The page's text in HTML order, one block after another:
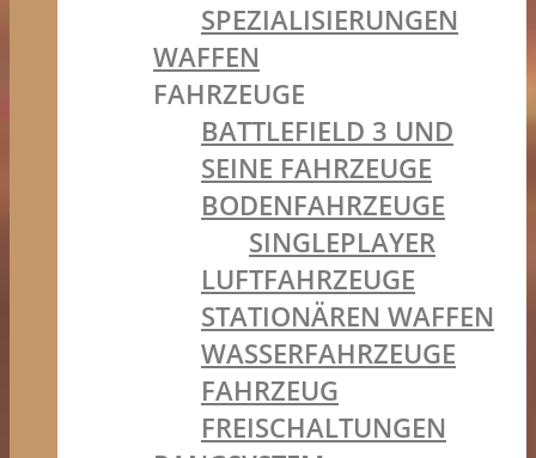
SPEZIALISIERUNGEN
WAFFEN
FAHRZEUGE
BATTLEFIELD 3 UND
SEINE FAHRZEUGE
BODENFAHRZEUGE
SINGLEPLAYER
LUFTFAHRZEUGE
STATIONÄREN WAFFEN
WASSERFAHRZEUGE
FAHRZEUG
FREISCHALTUNGEN